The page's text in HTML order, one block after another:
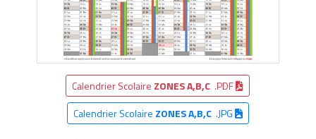
Calendrier Scolaire ZONES A,B,C .PDF
Calendrier Scolaire ZONES A,B,C.JPG